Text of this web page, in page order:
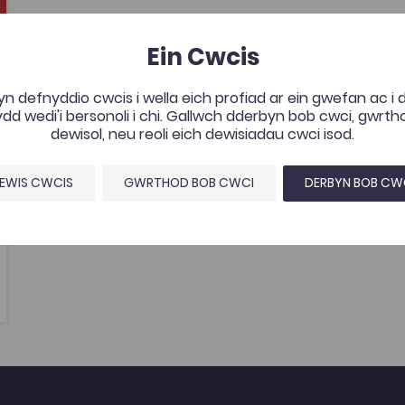
Ein Cwcis
defnyddio cwcis i wella eich profiad ar ein gwefan ac i
wedi'i bersonoli i chi. Gallwch dderbyn bob cwci,
dewisol, neu reoli eich dewisiadau cwci isod.
CWCIS GWRTHOD BOB CWCI DERBYN BOB